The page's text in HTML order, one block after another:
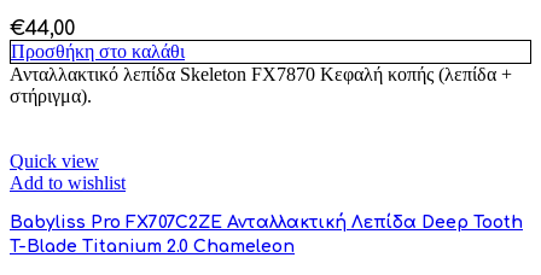
€44,00
Προσθήκη στο καλάθι
Ανταλλακτικό λεπίδα Skeleton FX7870 Κεφαλή κοπής (λεπίδα +
στήριγμα).
Quick view
Add to wishlist
Babyliss Pro FX707C2ZE Ανταλλακτική Λεπίδα Deep Tooth
T-Blade Titanium 2.0 Chameleon